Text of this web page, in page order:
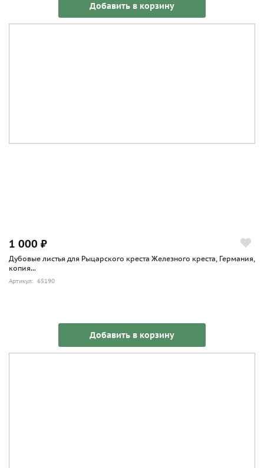
Добавить в корзину
1 000 ₽
Дубовые листья для Рыцарского креста Железного креста, Германия,
копия...
Артикул: 65190
Добавить в корзину